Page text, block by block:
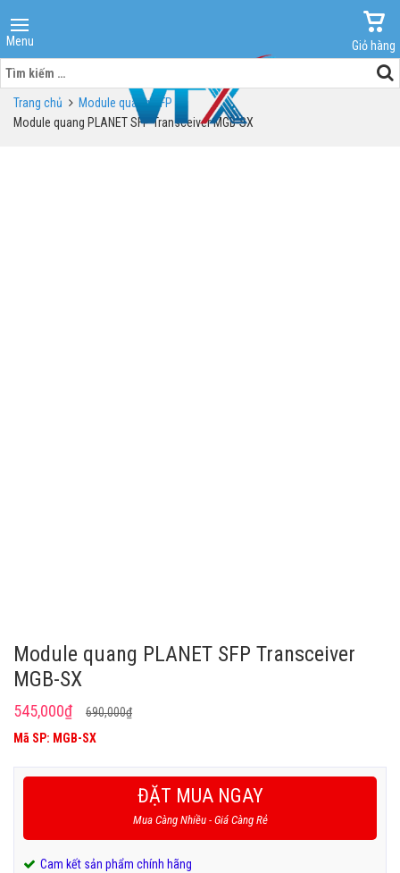
Menu
Giỏ hàng
Tìm
kiếm
cho:Trang chủ
Module quang SFP
Module quang PLANET SFP Transceiver MGB-SX
Module quang PLANET SFP Transceiver
MGB-SX
690,000₫Giá
690,000₫.
545,000₫
Giá
là:
545,000₫.
Mã SP: MGB-SX
ĐẶT MUA NGAY
Mua Càng Nhiều - Giá Càng Rẻ
Cam kết sản phẩm chính hãng